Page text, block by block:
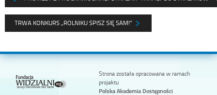
TRWA KONKURS „ROLNIKU SPISZ SIĘ SAM!”
Strona została opracowana w ramach
projektu
Polska Akademia Dostępności